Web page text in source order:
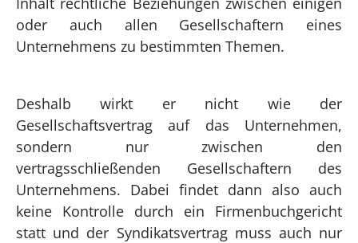
oder auch allen Gesellschaftern eines
Unternehmens zu bestimmten Themen.
Deshalb wirkt er nicht wie der
Gesellschaftsvertrag auf das Unternehmen,
sondern nur zwischen den
vertragsschließenden Gesellschaftern des
Unternehmens. Dabei findet dann also auch
keine Kontrolle durch ein Firmenbuchgericht
statt und der Syndikatsvertrag muss auch nur